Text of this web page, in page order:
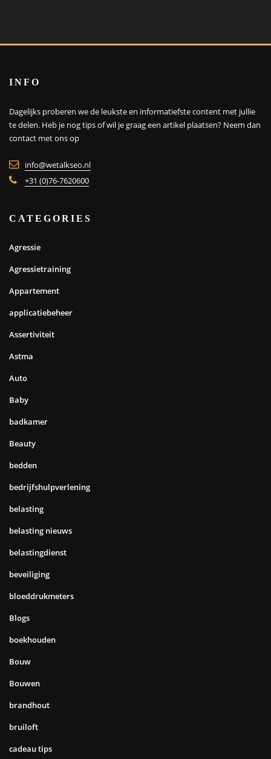
INFO
Dagelijks proberen we de leukste en informatiefste content met jullie
te delen. Heb je nog tips of wil je graag een artikel plaatsen? Neem dan
contact met ons op
info@wetalkseo.nl
+31 (0)76-7620600
CATEGORIES
Agressie
Agressietraining
Appartement
applicatiebeheer
Assertiviteit
Astma
Auto
Baby
badkamer
Beauty
bedden
bedrijfshulpverlening
belasting
belasting nieuws
belastingdienst
beveiliging
bloeddrukmeters
Blogs
boekhouden
Bouw
Bouwen
brandhout
bruiloft
cadeau tips